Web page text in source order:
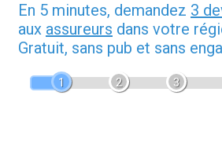
En 5 minutes, demandez 3
aux assureurs dans votre
Gratuit, sans pub et sans
1 2 3